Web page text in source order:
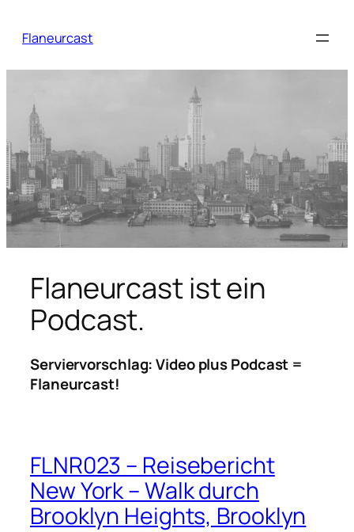
Inhalt
Flaneurcast
Flaneurcast ist ein
Podcast.
Serviervorschlag: Video plus Podcast =
Flaneurcast!
FLNR023 – Reisebericht
New York – Walk durch
Brooklyn Heights, Brooklyn